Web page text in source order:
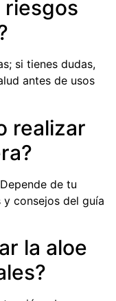
riesgos
si tienes dudas,
antes de usos
realizar
de tu
consejos del guía
la aloe